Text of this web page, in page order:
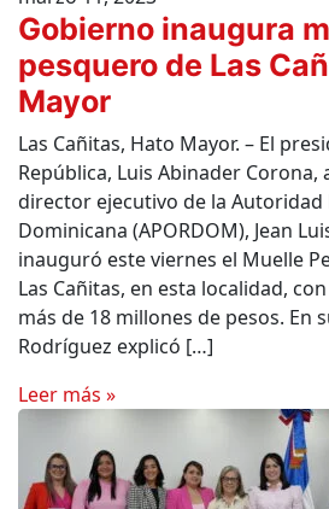
Gobierno inaugura
pesquero de Las
Mayor
Las Cañitas, Hato Mayor. – El
República, Luis Abinader Corona,
director ejecutivo de la
Dominicana (APORDOM), Jean
inauguró este viernes el Muelle
Las Cañitas, en esta localidad,
más de 18 millones de pesos. En
Rodríguez explicó […]
Leer más »